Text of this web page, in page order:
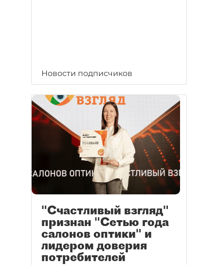
Новости подписчиков
"Счастливый взгляд"
признан "Сетью года
салонов оптики" и
лидером доверия
потребителей